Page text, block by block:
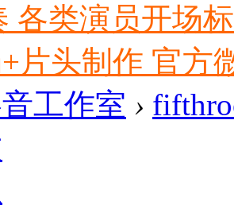
各类演员开场
片头制作 官方
工作室 ›